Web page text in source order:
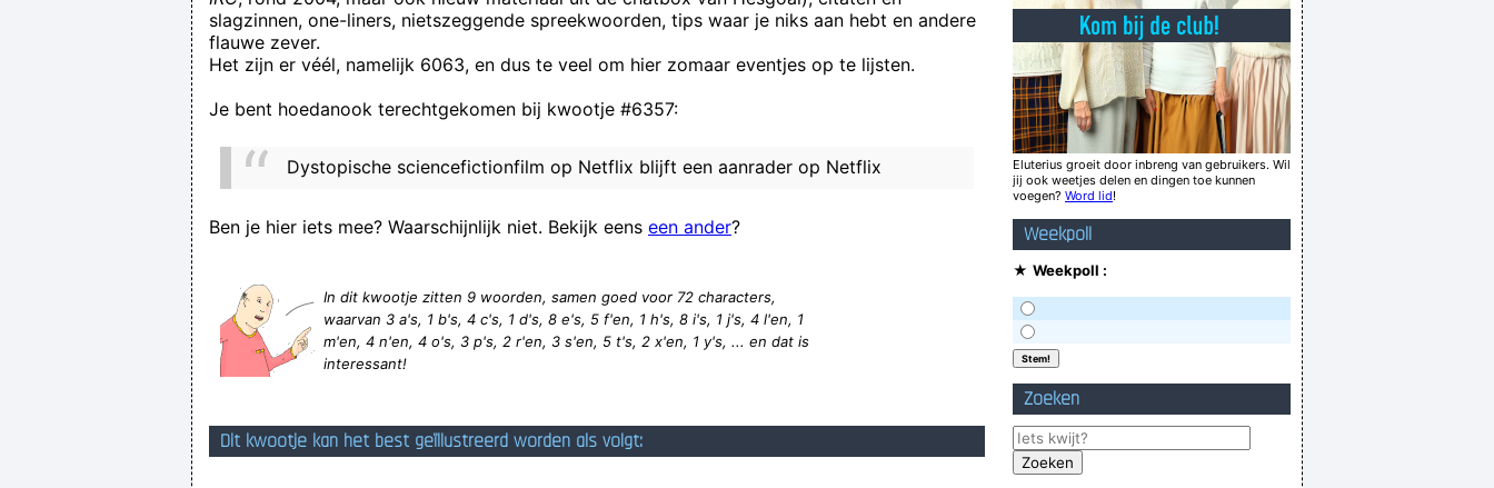
wedding dress.
wie het bier lust, drink het op
Wtf is going on..... in here is the moth real big or the hand so small did something go wrong with plastic surgery plasticcchhh ?!
Moest ik jouw fb-vriend worden zodat ik jouw geklaag kan lezen? Wat dacht je van "NEE" ?
Stef456 ik heb ook een afkeer richting de smette, maar als ge dat dan toont, doe het dan wel goed
Kalkem bril kat
Wilt u aub eens van mijn grond Afghaan?
Overmaats gebruikte reclameslagzinnen opnieuw uitgevonden
Verknoei je tijd op een nuttige manier!
Geej se lèllike voel hod!
slagzinnen, one-liners, nietszeggende spreekwoorden, tips waar je niks aan hebt en andere
flauwe zever.
Het zijn er véél, namelijk 6063, en dus te veel om hier zomaar eventjes op te lijsten.
Je bent hoedanook terechtgekomen bij kwootje #6357:
Dystopische sciencefictionfilm op Netflix blijft een aanrader op Netflix
Ben je hier iets mee? Waarschijnlijk niet. Bekijk eens een ander?
In dit kwootje zitten 9 woorden, samen goed voor 72 characters,
waarvan 3 a's, 1 b's, 4 c's, 1 d's, 8 e's, 5 f'en, 1 h's, 8 i's, 1 j's, 4 l'en, 1
m'en, 4 n'en, 4 o's, 3 p's, 2 r'en, 3 s'en, 5 t's, 2 x'en, 1 y's, ... en dat is
interessant!
Dit kwootje kan het best geïllustreerd worden als volgt:
Eluterius groeit door inbreng van gebruikers. Wil
jij ook weetjes delen en dingen toe kunnen
voegen? Word lid!
Weekpoll
★ Weekpoll :
Zoeken